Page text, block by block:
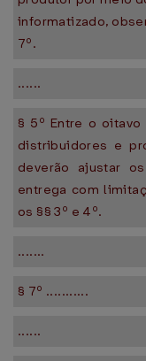
informatizado,
7º.
......
§ 5º Entre o
distribuidores e
deverão ajustar
entrega com
os §§ 3º e 4º.
.......
§ 7º ...........
......